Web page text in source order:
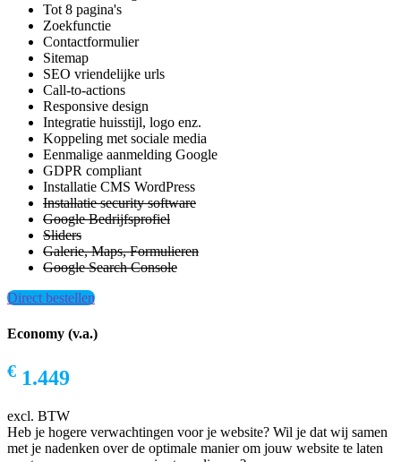
Tot 8 pagina's
Zoekfunctie
Contactformulier
Sitemap
SEO vriendelijke urls
Call-to-actions
Responsive design
Integratie huisstijl, logo enz.
Koppeling met sociale media
Eenmalige aanmelding Google
GDPR compliant
Installatie CMS WordPress
Installatie security software
Google Bedrijfsprofiel
Sliders
Galerie, Maps, Formulieren
Google Search Console
Direct bestellen
Economy (v.a.)
€ 1.449
excl. BTW
Heb je hogere verwachtingen voor je website? Wil je dat wij samen
met je nadenken over de optimale manier om jouw website te laten